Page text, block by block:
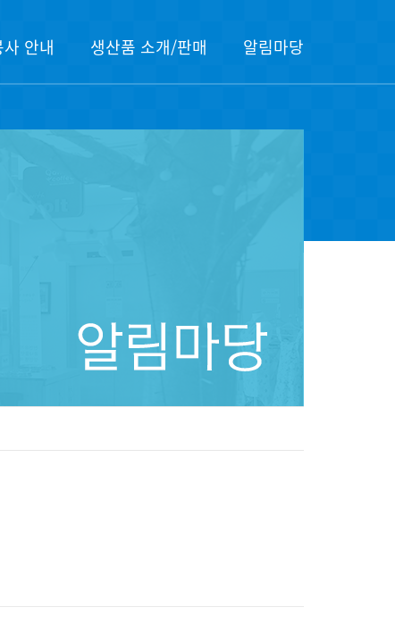
안내 생산품 소개/판매 알림마당